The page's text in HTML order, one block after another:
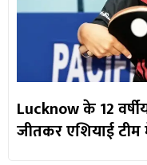
Lucknow के 12
जीतकर एशियाई